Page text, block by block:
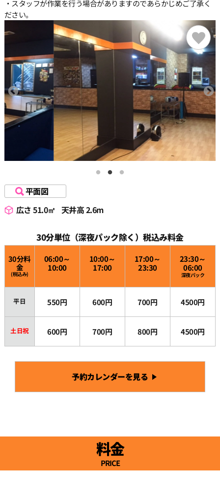
15:00
15:30
16:00
17:00
17:30
18:00
18:30
19:00
・スタッフが作業を行う場合がありますのであらかじめご了承く
ださい。
平面図
広さ 51.0㎡ 天井高 2.6m
30分単位（深夜パック除く）税込み料金
30分料
金
(税込み)
06:00～
10:00
10:00～
17:00
17:00～
23:30
23:30～
06:00
深夜パック
平日 550円 600円 700円 4500円
土日祝 600円 700円 800円 4500円
予約カレンダーを見る
料金
PRICE